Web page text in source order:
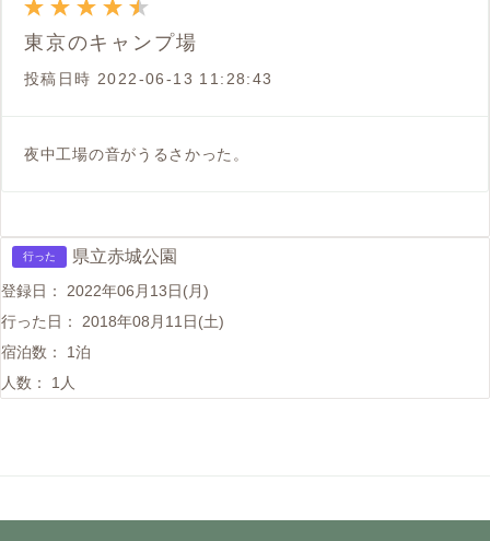
東京のキャンプ場
投稿日時 2022-06-13 11:28:43
夜中工場の音がうるさかった。
行った 県立赤城公園
登録日：
2022年06月13日(月)
行った日：
2018年08月11日(土)
宿泊数：
1泊
人数：
1人